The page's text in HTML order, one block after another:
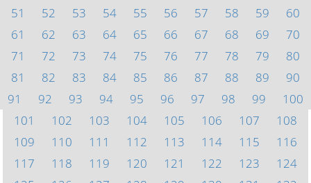
51
52 53 54 55 56 57 58 59
60
61
62 63 64 65 66 67 68 69
70
71
72 73 74 75 76 77 78 79
80
81
82 83 84 85 86 87 88 89
90
91
92 93 94 95 96 97 98 99
100
101
102 103 104 105 106 107
108
109
110 111 112 113 114 115
116
117
118 119 120 121 122 123
124